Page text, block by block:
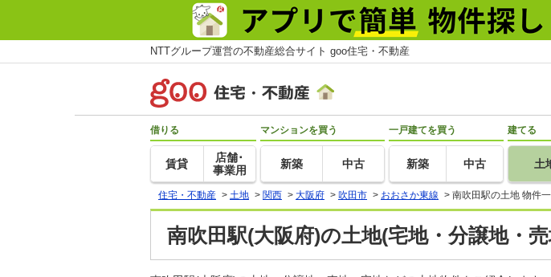
NTTグループ運営の不動産総合サイト goo住宅・不動産
借りる
賃貸
店舗･
事業用
マンションを買う
新築 中古
一戸建てを買う
新築 中古
建てる
土
住宅・不動産 > 土地 > 関西 > 大阪府 > 吹田市 > おおさか東線 > 南吹田駅の土地 物件
南吹田駅(大阪府)の土地(宅地・分譲地・